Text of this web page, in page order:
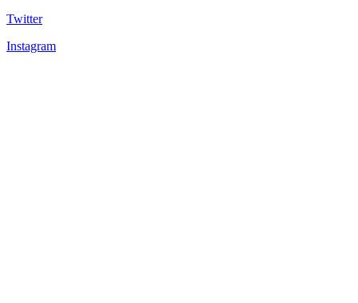
Twitter
Instagram